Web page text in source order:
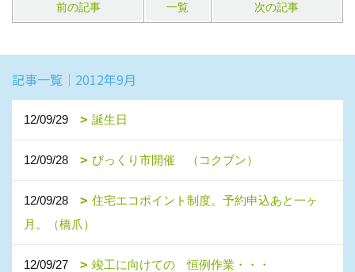
前の記事 一覧 次の記事
記事一覧｜2012年9月
12/09/29 誕生日
12/09/28 びっくり市開催 （コクブン）
12/09/28
住宅エコポイント制度。予約申込あと一ヶ
月。（橋爪）
12/09/27 竣工に向けての 恒例作業・・・